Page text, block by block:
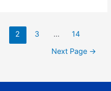
2 3 …
14
Next Page →